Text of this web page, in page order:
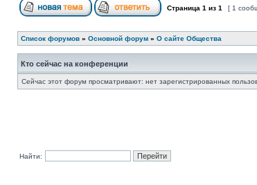
Страница 1 из 1 [ 1
Список форумов » Основной форум » О сайте Общества
Кто сейчас на конференции
Сейчас этот форум просматривают: нет зарегистрированных
Найти: